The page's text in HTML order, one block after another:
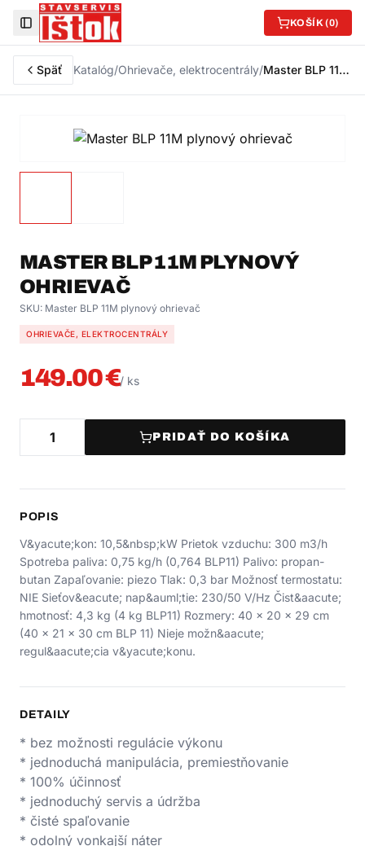
Toggle Sidebar KOŠÍK (0)
Späť Katalóg/Ohrievače, elektrocentrály/ Master BLP 11M plynový ohrievač
MASTER BLP 11M PLYNOVÝ
OHRIEVAČ
SKU: Master BLP 11M plynový ohrievač
OHRIEVAČE, ELEKTROCENTRÁLY
149.00€/ ks
PRIDAŤ DO KOŠÍKA
POPIS
V&yacute;kon: 10,5&nbsp;kW Prietok vzduchu: 300 m3/h
Spotreba paliva: 0,75 kg/h (0,764 BLP11) Palivo: propan-
butan Zapaľovanie: piezo Tlak: 0,3 bar Možnosť termostatu:
NIE Sieťov&eacute; nap&auml;tie: 230/50 V/Hz Čist&aacute;
hmotnosť: 4,3 kg (4 kg BLP11) Rozmery: 40 x 20 x 29 cm
(40 x 21 x 30 cm BLP 11) Nieje možn&aacute;
regul&aacute;cia v&yacute;konu.
DETAILY
* bez možnosti regulácie výkonu
* jednoduchá manipulácia, premiestňovanie
* 100% účinnosť
* jednoduchý servis a údržba
* čisté spaľovanie
* odolný vonkajší náter